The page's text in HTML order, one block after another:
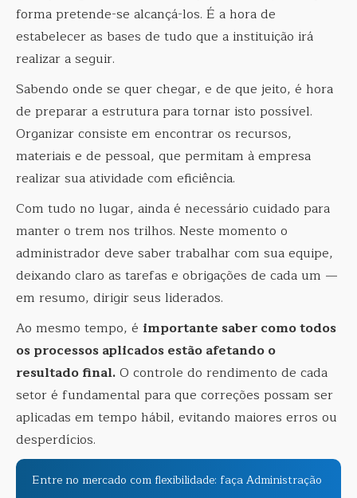
forma pretende-se alcançá-los. É a hora de
estabelecer as bases de tudo que a instituição irá
realizar a seguir.
Sabendo onde se quer chegar, e de que jeito, é hora
de preparar a estrutura para tornar isto possível.
Organizar consiste em encontrar os recursos,
materiais e de pessoal, que permitam à empresa
realizar sua atividade com eficiência.
Com tudo no lugar, ainda é necessário cuidado para
manter o trem nos trilhos. Neste momento o
administrador deve saber trabalhar com sua equipe,
deixando claro as tarefas e obrigações de cada um —
em resumo, dirigir seus liderados.
Ao mesmo tempo, é importante saber como todos
os processos aplicados estão afetando o
resultado final.O controle do rendimento de cada
setor é fundamental para que correções possam ser
aplicadas em tempo hábil, evitando maiores erros ou
desperdícios.
Entre no mercado com flexibilidade: faça Administração